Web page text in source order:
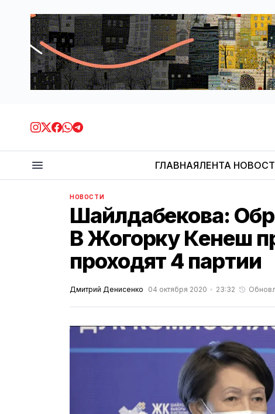
ГЛАВНАЯЛЕНТА
НОВОСТИ
Шайлдабекова:
В Жогорку Кенеш
проходят 4 партии
Дмитрий Денисенко 04 октября 2020 23:32